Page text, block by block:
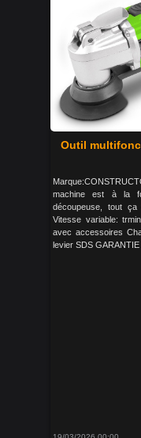
Outil
machine est à la
découpeuse, tout
Vitesse variable:
avec accessoires
levier SDS